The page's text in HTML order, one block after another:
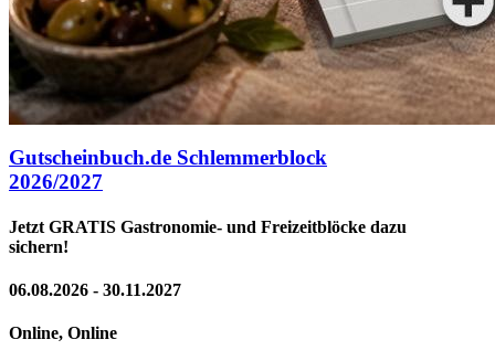
Gutscheinbuch.de Schlemmerblock
2026/2027
Jetzt GRATIS Gastronomie- und Freizeitblöcke dazu
sichern!
06.08.2026 - 30.11.2027
Online, Online